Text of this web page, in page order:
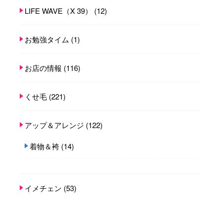
LIFE WAVE（X 39） (12)
お勉強タイム (1)
お店の情報 (116)
くせ毛 (221)
アップ＆アレンジ (122)
着物＆袴 (14)
イメチェン (53)